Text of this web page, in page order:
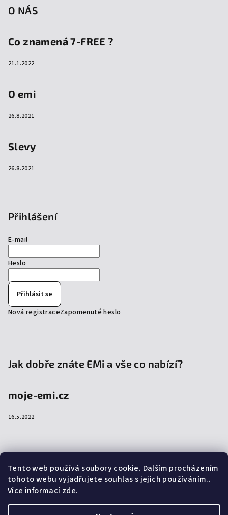
Tento web používá soubory cookie. Dalším procházením
tohoto webu vyjadřujete souhlas s jejich používáním..
Více informacízde.
O NÁS
Co znamená 7-FREE ?
21.1.2022
O emi
26.8.2021
Slevy
26.8.2021
Přihlášení
E-mail
Heslo
Přihlásit se
Nová registraceZapomenuté heslo
Jak dobře znáte EMi a vše co nabízí?
moje-emi.cz
16.5.2022
Přijímáme online platby